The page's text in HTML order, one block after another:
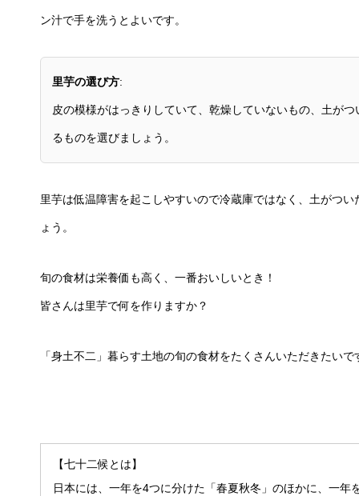
ン汁で手を洗うとよいです。
里芋の選び方:
皮の模様がはっきりしていて、乾燥していないもの、土が
るものを選びましょう。
里芋は低温障害を起こしやすいので冷蔵庫ではなく、土がつ
ょう。
旬の食材は栄養価も高く、一番おいしいとき！
皆さんは里芋で何を作りますか？
「身土不二」暮らす土地の旬の食材をたくさんいただきたいで
【七十二候とは】
日本には、一年を4つに分けた「春夏秋冬」のほかに、一